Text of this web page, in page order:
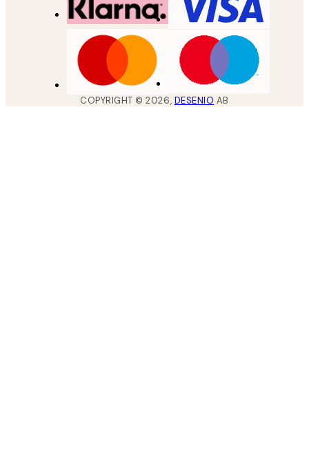
COPYRIGHT ©2026, DESENIO AB